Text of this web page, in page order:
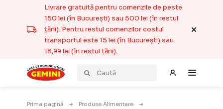
Livrare gratuită pentru comenzile de peste
150 lei (în București) sau 500 lei (în restul
țării). Pentru restul comenzilor costul
transportul este 15 lei (în București) sau
18,99 lei (în restul țării).
Prima pagină
Produse Alimentare